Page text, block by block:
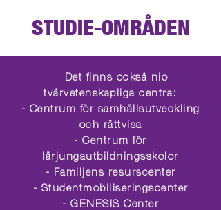
STUDIE-OMRÅDEN
Det finns också nio
tvärvetenskapliga centra:
- Centrum för samhällsutveckling
och rättvisa
- Centrum för
lärjungautbildningsskolor
- Familjens resurscenter
- Studentmobiliseringscenter
- GENESIS Center